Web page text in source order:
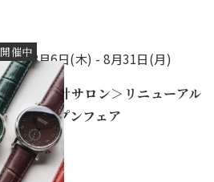
開催中8月6日(木) -8月31日(月)
＜時計サロン＞リニューアル
オープンフェア